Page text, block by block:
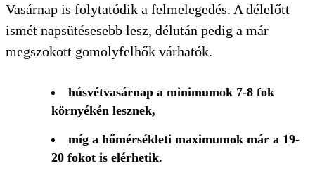
Vasárnap is folytatódik a felmelegedés. A délelőtt
ismét napsütésesebb lesz, délután pedig a már
megszokott gomolyfelhők várhatók.
húsvétvasárnap a minimumok 7-8 fok
környékén lesznek,
míg a hőmérsékleti maximumok már a 19-
20 fokot is elérhetik.